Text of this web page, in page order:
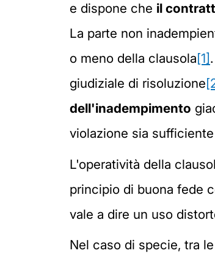
e dispone che il
La parte non
o meno della clausola[1]
giudiziale di risoluzione
dell'inadempimento
violazione sia
L'operatività della
principio di buona fede
vale a dire un uso
Nel caso di specie, tra